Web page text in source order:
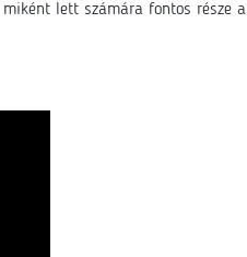
lett számára fontos része a